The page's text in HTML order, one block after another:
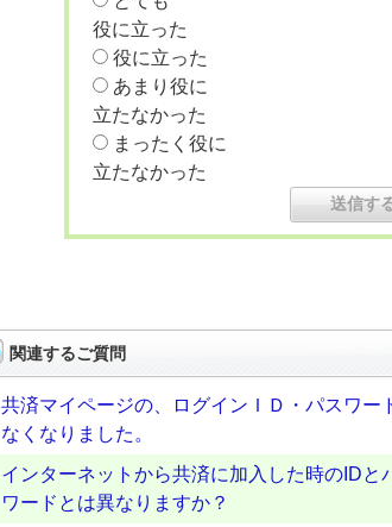
役に立った
役に立った
あまり役に
立たなかった
まったく役に
立たなかった
関連するご質問
共済マイページの、ログインＩＤ・パスワー
なくなりました。
インターネットから共済に加入した時のID
ワードとは異なりますか？